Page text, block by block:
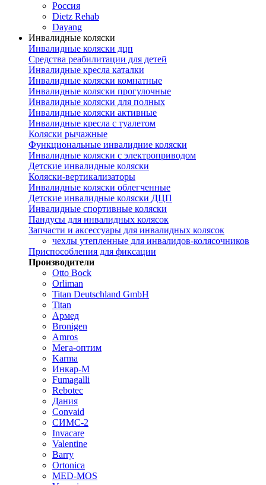
Россия
Dietz Rehab
Dayang
Инвалидные коляски
Инвалидные коляски дцп
Средства реабилитации для детей
Инвалидные кресла каталки
Инвалидные коляски комнатные
Инвалидные коляски прогулочные
Инвалидные коляски для полных
Инвалидные коляски активные
Инвалидные кресла с туалетом
Коляски рычажные
Функциональные инвалидние коляски
Инвалидные коляски с электроприводом
Детские инвалидные коляски
Коляски-вертикализаторы
Инвалидные коляски облегченные
Детские инвалидные коляски ДЦП
Инвалидные спортивные коляски
Пандусы для инвалидных колясок
Запчасти и аксессуары для инвалидных колясок
чехлы утепленные для инвалидов-колясочников
Приспособления для фиксации
Производители
Otto Bock
Orliman
Titan Deutschland GmbH
Titan
Армед
Bronigen
Amros
Мега-оптим
Karma
Инкар-М
Fumagalli
Rebotec
Дания
Convaid
СИМС-2
Invacare
Valentine
Barry
Ortonica
MED-MOS